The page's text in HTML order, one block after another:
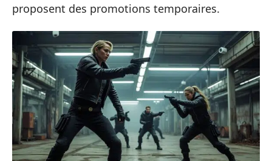
proposent des promotions temporaires.